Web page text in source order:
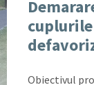
Obiectivul